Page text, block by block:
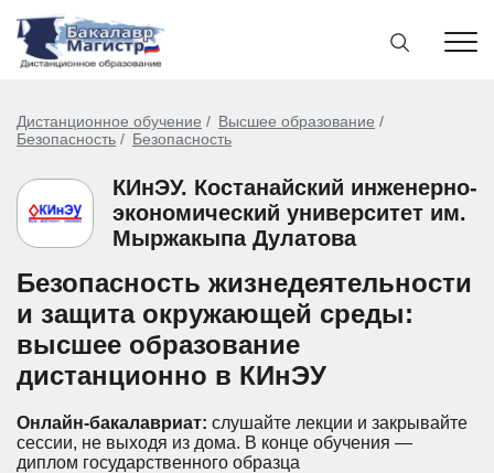
Дистанционное обучение
Высшее образование
Безопасность
Безопасность
КИнЭУ. Костанайский инженерно-
экономический университет им.
Мыржакыпа Дулатова
Безопасность жизнедеятельности
и защита окружающей среды:
высшее образование
дистанционно в КИнЭУ
Онлайн-бакалавриат: слушайте лекции и закрывайте
сессии, не выходя из дома. В конце обучения —
диплом государственного образца